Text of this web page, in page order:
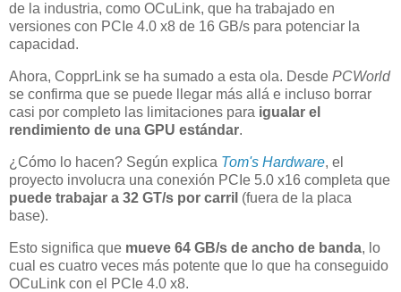
de la industria, como OCuLink, que ha trabajado en
versiones con PCIe 4.0 x8 de 16 GB/s para potenciar la
capacidad.
Ahora, CopprLink se ha sumado a esta ola. Desde PCWorld
se confirma que se puede llegar más allá e incluso borrar
casi por completo las limitaciones para igualar el
rendimiento de una GPU estándar.
¿Cómo lo hacen? Según explica Tom's Hardware, el
proyecto involucra una conexión PCIe 5.0 x16 completa que
puede trabajar a 32 GT/s por carril (fuera de la placa
base).
Esto significa que mueve 64 GB/s de ancho de banda, lo
cual es cuatro veces más potente que lo que ha conseguido
OCuLink con el PCIe 4.0 x8.